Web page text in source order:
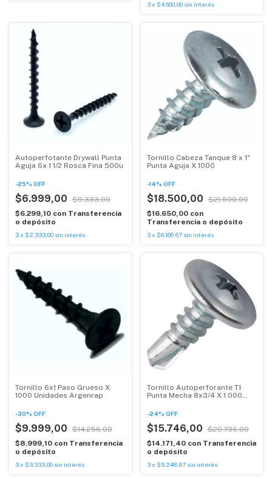
3 x $4.600,00 sin interés
Autoperfotante Drywall Punta
Aguja 6x 1 1/2 Rosca Fina 500u
-25% OFF
$6.999,00
$9.333,00
$6.299,10 con Transferencia
o depósito
3x $2.333,00 sin interés
Tornillo Cabeza Tanque 8 x 1"
Punta Aguja X 1000
-14% OFF
$18.500,00
$21.500,00
$16.650,00 con
Transferencia o depósito
3 x $6.166,67 sin interés
Tornillo 6x1 Paso Grueso X
1000 Unidades Argenrap
-30% OFF
$9.999,00
$14.256,00
$8.999,10 con Transferencia
o depósito
3x $3.333,00 sin interés
Tornillo Autoperforante T1
Punta Mecha 8x3/4 X 1.000
-24% OFF
$15.746,00
$20.736,00
$14.171,40 con Transferencia
o depósito
3 x $5.248,67 sin interés